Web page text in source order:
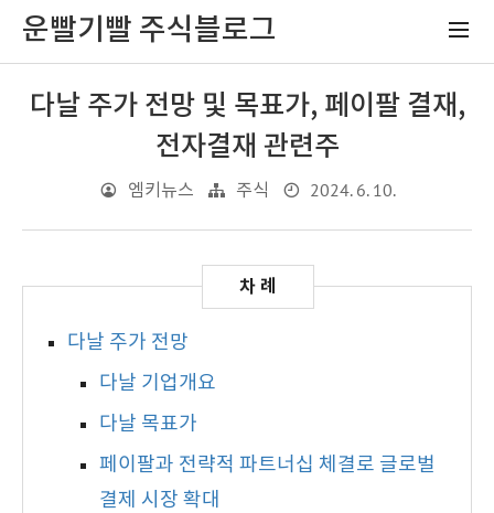
운빨기빨 주식블로그
다날 주가 전망 및 목표가, 페이팔 결재,
전자결재 관련주
엠키뉴스 주식 2024. 6. 10.
다날 주가 전망
다날 기업개요
다날 목표가
페이팔과 전략적 파트너십 체결로 글로벌
결제 시장 확대